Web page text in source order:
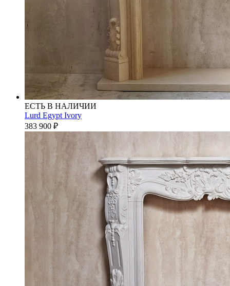
ЕСТЬ В НАЛИЧИИ
Lurd Egypt Ivory
383 900 ₽